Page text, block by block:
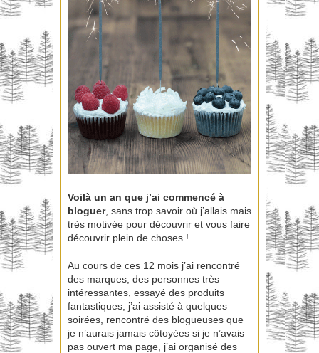
Voilà un an que j’ai commencé à
bloguer, sans trop savoir où j’allais mais
très motivée pour découvrir et vous faire
découvrir plein de choses !
Au cours de ces 12 mois j’ai rencontré
des marques, des personnes très
intéressantes, essayé des produits
fantastiques, j’ai assisté à quelques
soirées, rencontré des blogueuses que
je n’aurais jamais côtoyées si je n’avais
pas ouvert ma page, j’ai organisé des